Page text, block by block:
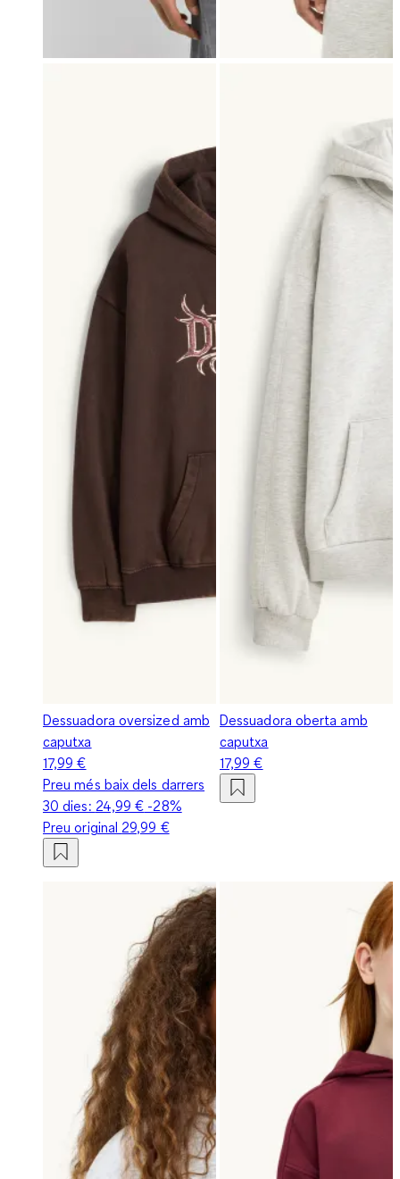
Dessuadora oversized amb
caputxa
17,99 €
Preu més baix dels darrers
30 dies: 24,99 € -28%
Preu original 29,99 €
Dessuadora oberta amb
caputxa
17,99 €